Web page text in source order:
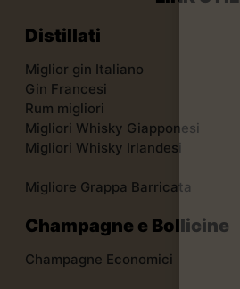
Distillati
Miglior gin Italiano
Gin Francesi
Rum migliori
Migliori Whisky Giapponesi
Migliori Whisky Irlandesi
Migliore Grappa Barricata
Champagne e Bollicine
Champagne Economici